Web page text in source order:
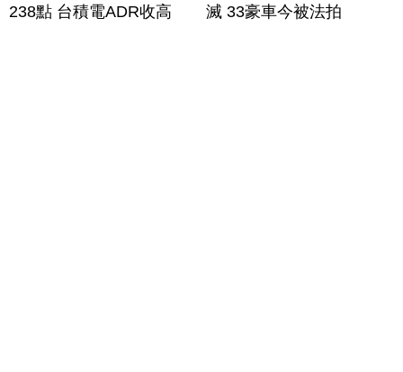
238點 台積電ADR收高
滅 33豪車今被法拍